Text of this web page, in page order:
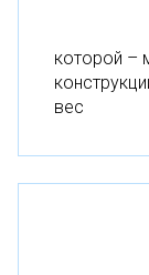
которой –
вес